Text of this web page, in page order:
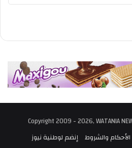
الأحكام والشروط إنضم لوطنية نيوز